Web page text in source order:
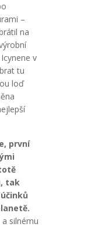
–
na
v
tu
loď
první
tak
a silnému